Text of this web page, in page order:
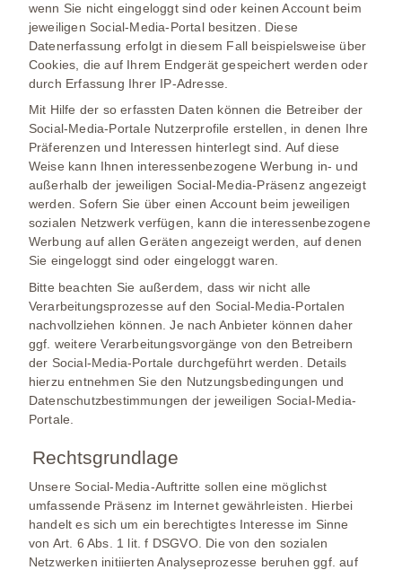
wenn Sie nicht eingeloggt sind oder keinen Account beim
jeweiligen Social-Media-Portal besitzen. Diese
Datenerfassung erfolgt in diesem Fall beispielsweise über
Cookies, die auf Ihrem Endgerät gespeichert werden oder
durch Erfassung Ihrer IP-Adresse.
Mit Hilfe der so erfassten Daten können die Betreiber der
Social-Media-Portale Nutzerprofile erstellen, in denen Ihre
Präferenzen und Interessen hinterlegt sind. Auf diese
Weise kann Ihnen interessenbezogene Werbung in- und
außerhalb der jeweiligen Social-Media-Präsenz angezeigt
werden. Sofern Sie über einen Account beim jeweiligen
sozialen Netzwerk verfügen, kann die interessenbezogene
Werbung auf allen Geräten angezeigt werden, auf denen
Sie eingeloggt sind oder eingeloggt waren.
Bitte beachten Sie außerdem, dass wir nicht alle
Verarbeitungsprozesse auf den Social-Media-Portalen
nachvollziehen können. Je nach Anbieter können daher
ggf. weitere Verarbeitungsvorgänge von den Betreibern
der Social-Media-Portale durchgeführt werden. Details
hierzu entnehmen Sie den Nutzungsbedingungen und
Datenschutzbestimmungen der jeweiligen Social-Media-
Portale.
Rechtsgrundlage
Unsere Social-Media-Auftritte sollen eine möglichst
umfassende Präsenz im Internet gewährleisten. Hierbei
handelt es sich um ein berechtigtes Interesse im Sinne
von Art. 6 Abs. 1 lit. f DSGVO. Die von den sozialen
Netzwerken initiierten Analyseprozesse beruhen ggf. auf